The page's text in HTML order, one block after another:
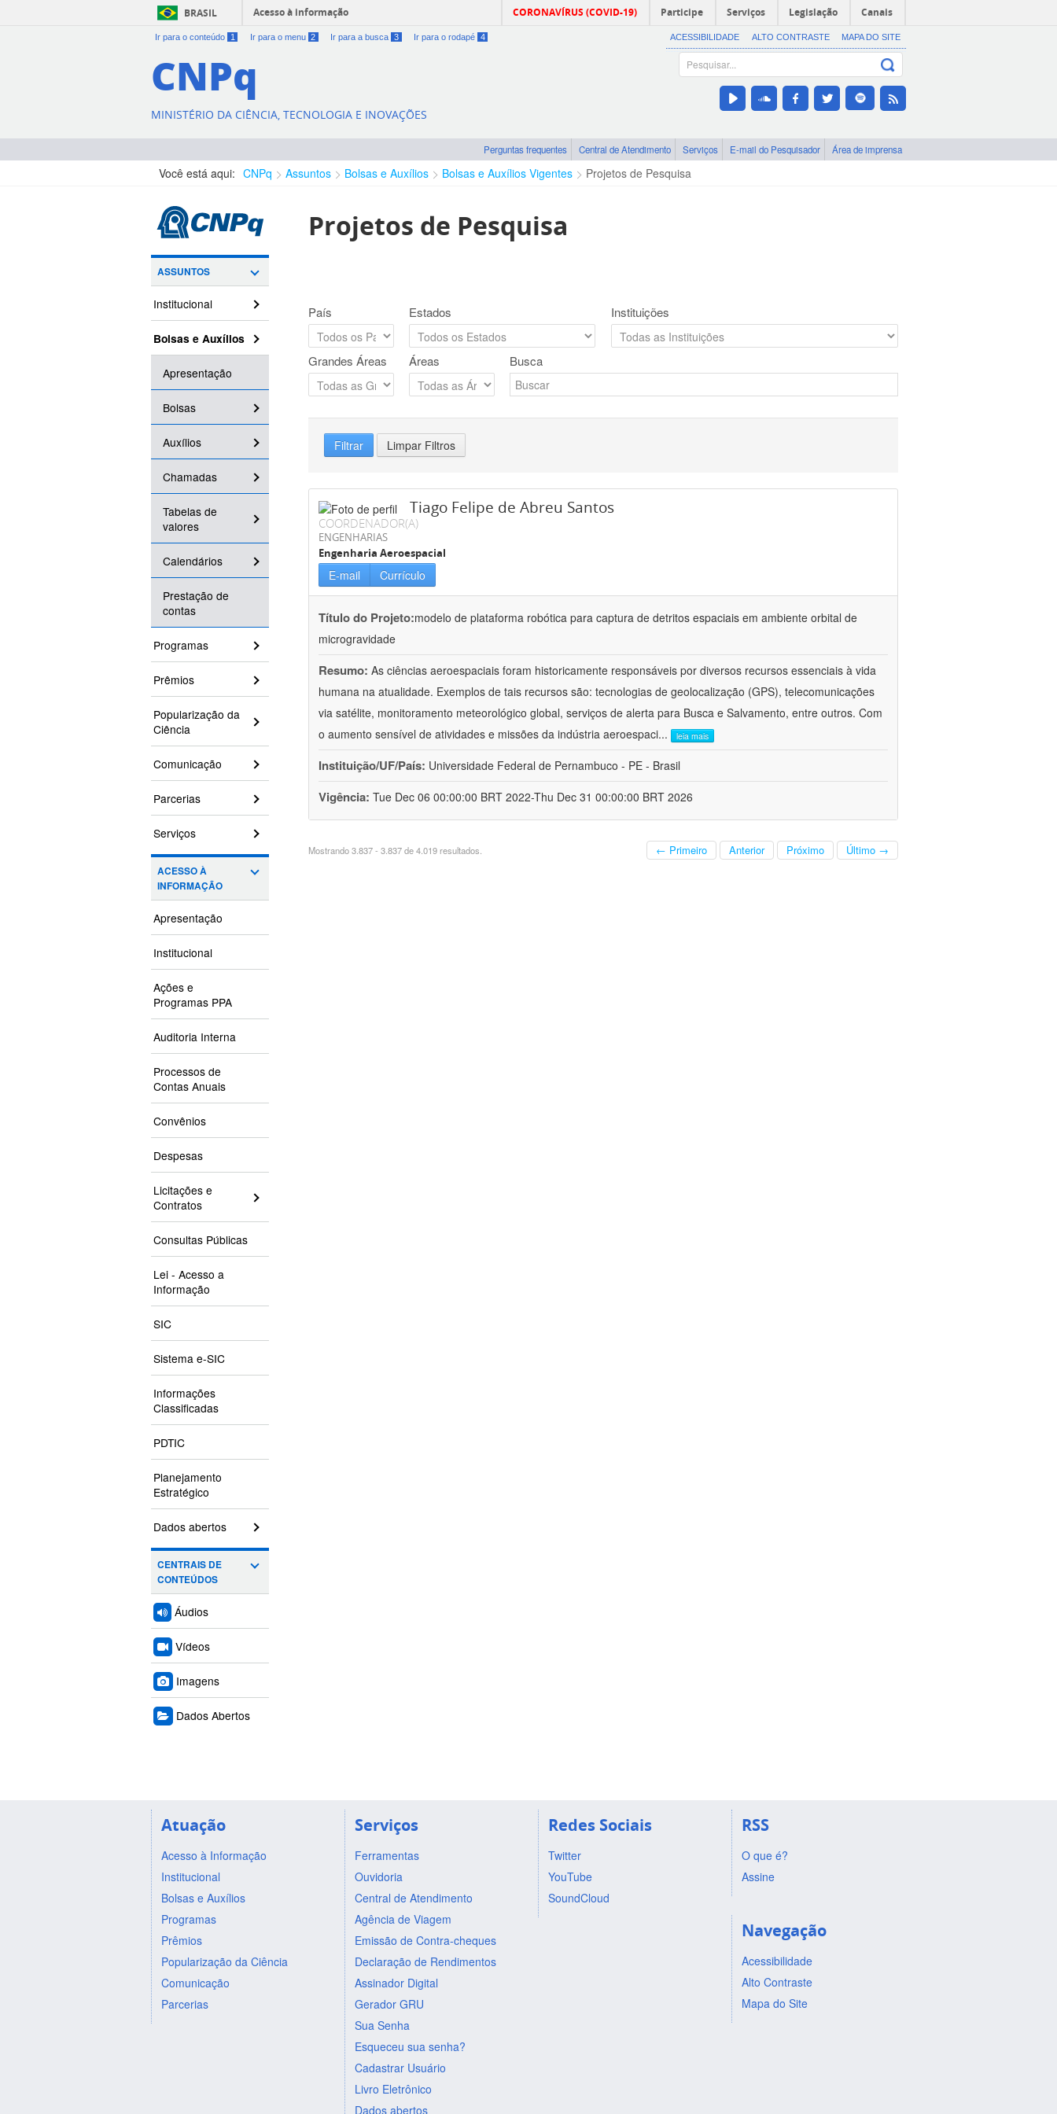
BRASIL Acesso à informação CORONAVÍRUS (COVID-19) Participe Serviços Legislação Canais
Ir para o conteúdo 1 Ir para o menu 2 Ir para a busca 3 Ir para o rodapé 4 ACESSIBILIDADE ALTO CONTRASTE MAPA DO SITE
CNPq
MINISTÉRIO DA CIÊNCIA, TECNOLOGIA E INOVAÇÕES
Perguntas frequentes Central de Atendimento Serviços E-mail do Pesquisador Área de imprensa
Você está aqui: CNPq Assuntos Bolsas e Auxílios Bolsas e Auxílios Vigentes Projetos de Pesquisa
ASSUNTOS
Institucional
Bolsas e Auxílios
Apresentação
Bolsas
Auxílios
Chamadas
Tabelas de
valores
Calendários
Prestação de
contas
Programas
Prêmios
Popularização da
Ciência
Comunicação
Parcerias
Serviços
ACESSO À
INFORMAÇÃO
Apresentação
Institucional
Ações e
Programas PPA
Auditoria Interna
Processos de
Contas Anuais
Convênios
Despesas
Licitações e
Contratos
Consultas Públicas
Lei - Acesso a
Informação
SIC
Sistema e-SIC
Informações
Classificadas
PDTIC
Planejamento
Estratégico
Dados abertos
CENTRAIS DE
CONTEÚDOS
Áudios
Vídeos
Imagens
Dados Abertos
Projetos de Pesquisa
País Estados Instituições
Grandes Áreas Áreas Busca
Filtrar Limpar Filtros
Tiago Felipe de Abreu Santos
COORDENADOR(A)
ENGENHARIAS
Engenharia Aeroespacial
E-mail Currículo
Título do Projeto:modelo de plataforma robótica para captura de detritos espaciais em ambiente orbital de
microgravidade
Resumo: As ciências aeroespaciais foram historicamente responsáveis por diversos recursos essenciais à vida
humana na atualidade. Exemplos de tais recursos são: tecnologias de geolocalização (GPS), telecomunicações
via satélite, monitoramento meteorológico global, serviços de alerta para Busca e Salvamento, entre outros. Com
o aumento sensível de atividades e missões da indústria aeroespaci... leia mais
Instituição/UF/País: Universidade Federal de Pernambuco - PE - Brasil
Vigência: Tue Dec 06 00:00:00 BRT 2022-Thu Dec 31 00:00:00 BRT 2026
Mostrando 3.837 - 3.837 de 4.019 resultados. ← Primeiro Anterior Próximo Último →
Atuação
Acesso à Informação
Institucional
Bolsas e Auxílios
Programas
Prêmios
Popularização da Ciência
Comunicação
Parcerias
Serviços
Ferramentas
Ouvidoria
Central de Atendimento
Agência de Viagem
Emissão de Contra-cheques
Declaração de Rendimentos
Assinador Digital
Gerador GRU
Sua Senha
Esqueceu sua senha?
Cadastrar Usuário
Livro Eletrônico
Dados abertos
Redes Sociais
Twitter
YouTube
SoundCloud
RSS
O que é?
Assine
Navegação
Acessibilidade
Alto Contraste
Mapa do Site